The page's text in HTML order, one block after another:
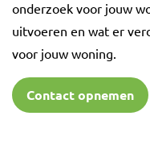
onderzoek voor jouw
uitvoeren en wat er
voor jouw woning.
Contact opnemen